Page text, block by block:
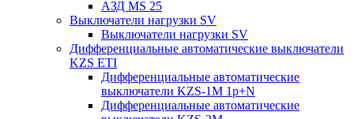
АЗД MS 25
Выключатели нагрузки SV
Выключатели нагрузки SV
Дифференциальные автоматические выключатели
KZS ETI
Дифференциальные автоматические
выключатели KZS-1M 1p+N
Дифференциальные автоматические